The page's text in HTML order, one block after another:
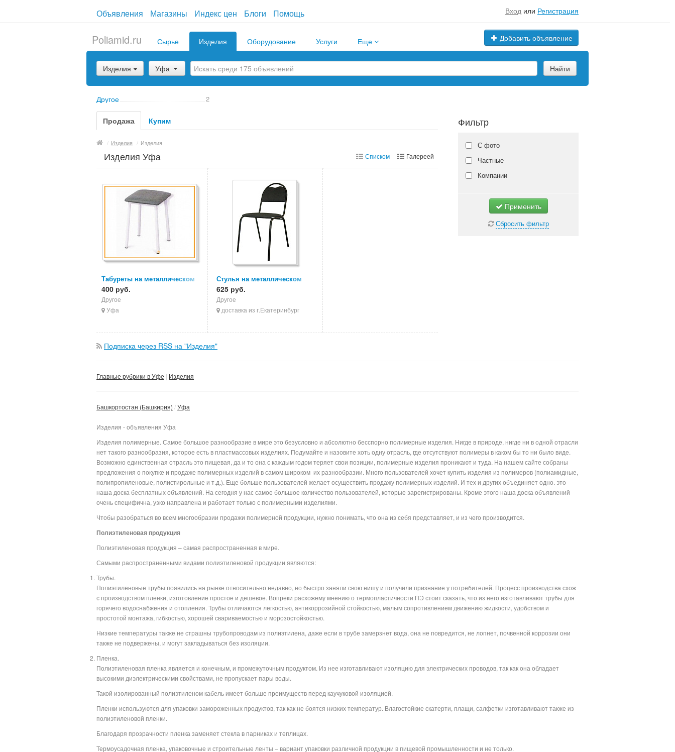
Объявления Магазины Индекс цен Блоги Помощь Вход или Регистрация
Добавить объявление
Poliamid.ru Сырье Изделия Оборудование Услуги Еще
Изделия Уфа Найти
Другое 2
Продажа Купим
/ Изделия / Изделия
Изделия Уфа Списком Галереей
Табуреты на металлическом
каркасе оптом
400 руб.
Другое
Уфа
Стулья на металлическом
каркасе, стулья ИЗО, стулья
для персонала
625 руб.
Другое
доставка из г.Екатеринбург
Подписка через RSS на "Изделия"
Фильтр
С фото
Частные
Компании
Применить
Сбросить фильтр
Главные рубрики в Уфе Изделия
Башкортостан (Башкирия) Уфа
Изделия - объявления Уфа
Изделия полимерные. Самое большое разнообразие в мире это безусловно и абсолютно бесспорно полимерные изделия. Нигде в природе, нигде ни в одной отрасли
нет такого разнообразия, которое есть в пластмассовых изделиях. Подумайте и назовите хоть одну отрасль, где отсутствуют полимеры в каком бы то ни было виде.
Возможно единственная отрасль это пищевая, да и то она с каждым годом теряет свои позиции, полимерные изделия проникают и туда. На нашем сайте собраны
предложения о покупке и продаже полимерных изделий в самом широком их разнообразии. Много пользователей хочет купить изделия из полимеров (полиамидные,
полипропиленовые, полистирольные и т.д.). Еще больше пользователей желает осуществить продажу полимерных изделий. И тех и других объединяет одно. это
наша доска бесплатных объявлений. На сегодня у нас самое большое количество пользователей, которые зарегистрированы. Кроме этого наша доска объявлений
очень специфична, узко направлена и работает только с полимерными изделиями.
Чтобы разобраться во всем многообразии продажи полимерной продукции, нужно понимать, что она из себя представляет, и из чего производится.
Полиэтиленовая продукция
Полиэтиленовая продукция – самая распространенная в мире.
Самыми распространенными видами полиэтиленовой продукции являются:
Трубы.
Полиэтиленовые трубы появились на рынке относительно недавно, но быстро заняли свою нишу и получили признание у потребителей. Процесс производства схож
с производством пленки, изготовление простое и дешевое. Вопреки расхожему мнению о термопластичности ПЭ стоит сказать, что из него изготавливают трубы для
горячего водоснабжения и отопления. Трубы отличаются легкостью, антикоррозийной стойкостью, малым сопротивлением движению жидкости, удобством и
простотой монтажа, гибкостью, хорошей свариваемостью и морозостойкостью.
Низкие температуры также не страшны трубопроводам из полиэтилена, даже если в трубе замерзнет вода, она не повредится, не лопнет, почвенной коррозии они
также не подвержены, и могут закладываться без изоляции.
Пленка.
Полиэтиленовая пленка является и конечным, и промежуточным продуктом. Из нее изготавливают изоляцию для электрических проводов, так как она обладает
высокими диэлектрическими свойствами, не пропускает пары воды.
Такой изолированный полиэтиленом кабель имеет больше преимуществ перед каучуковой изоляцией.
Пленки используются для упаковки замороженных продуктов, так как не боятся низких температур. Влагостойкие скатерти, плащи, салфетки изготавливают также из
полиэтиленовой пленки.
Благодаря прозрачности пленка заменяет стекла в парниках и теплицах.
Термоусадочная пленка, упаковочные и строительные ленты – вариант упаковки различной продукции в пищевой промышленности и не только.